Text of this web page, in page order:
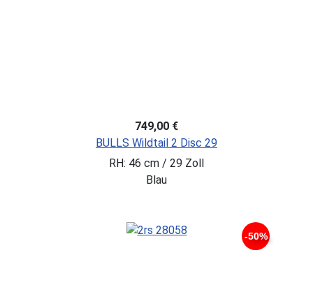
749,00 €
BULLS Wildtail 2 Disc 29
RH: 46 cm / 29 Zoll
Blau
-50%